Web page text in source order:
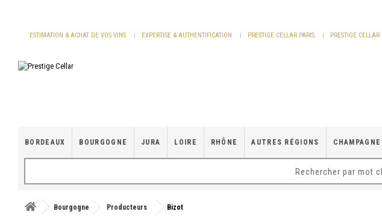
ESTIMATION & ACHAT DE VOS VINS EXPERTISE & AUTHENTIFICATION PRESTIGE CELLAR PARIS PRESTIGE
BORDEAUX BOURGOGNE JURA LOIRE RHÔNE AUTRES RÉGIONS CHAMPAGNE
Bourgogne Producteurs Bizot